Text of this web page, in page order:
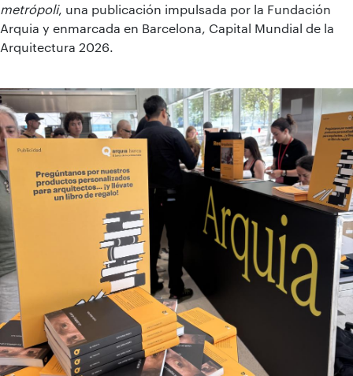
metrópoli, una publicación impulsada por la Fundación
Arquia y enmarcada en Barcelona, Capital Mundial de la
Arquitectura 2026.